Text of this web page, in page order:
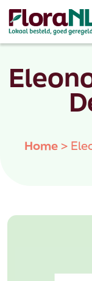
Home>